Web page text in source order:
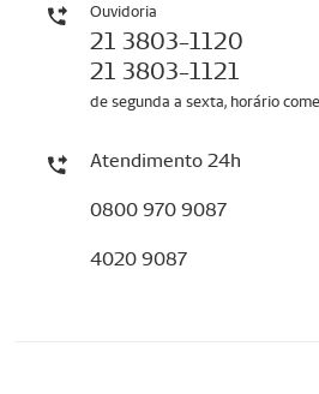
Ouvidoria
21 3803-1120
21 3803-1121
de segunda a sexta, horário
Atendimento 24h
0800 970 9087
4020 9087